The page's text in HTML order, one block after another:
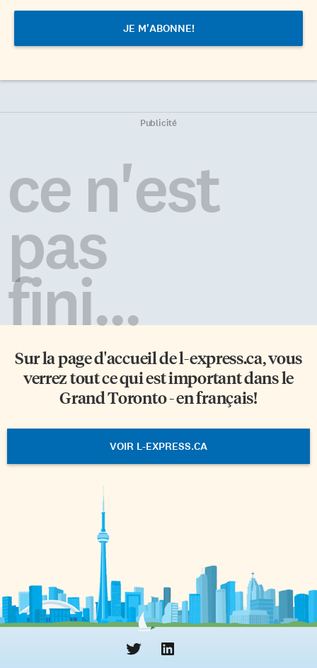
Publicité
ce n'est
pas
fini...
Sur la page d'accueil del-express.ca, vous
verrez tout ce qui est important dans le
Grand Toronto - en français!
VOIR L-EXPRESS.CA